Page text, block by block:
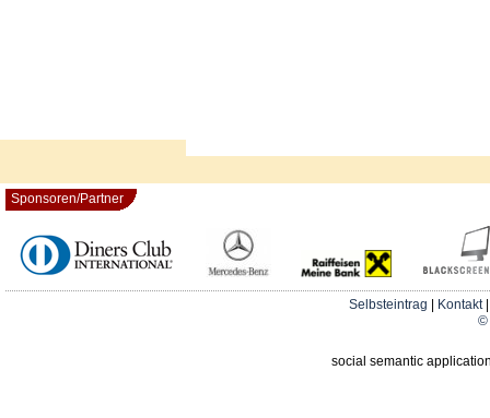
Sponsoren/Partner
Selbsteintrag Kontakt
©
social semantic